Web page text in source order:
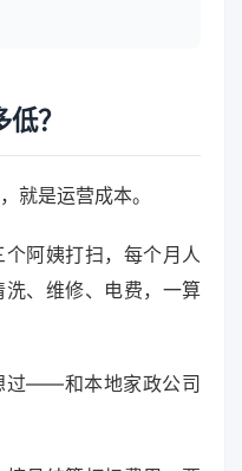
？
就是运营成本。
阿姨打扫，每个月人
、维修、电费，一算
过——和本地家政公司